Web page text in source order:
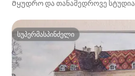
Მყუდრო და თანამედროვე სტუდია
სუპერმასპინძელი
სუპერმასპინძელი